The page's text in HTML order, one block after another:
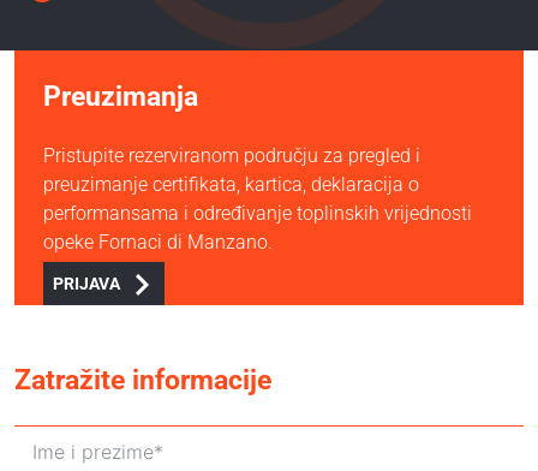
Preuzimanja
Pristupite rezerviranom području za pregled i
preuzimanje certifikata, kartica, deklaracija o
performansama i određivanje toplinskih vrijednosti
opeke Fornaci di Manzano.
PRIJAVA
Zatražite informacije